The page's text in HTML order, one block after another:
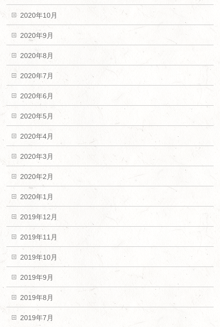
2020年10月
2020年9月
2020年8月
2020年7月
2020年6月
2020年5月
2020年4月
2020年3月
2020年2月
2020年1月
2019年12月
2019年11月
2019年10月
2019年9月
2019年8月
2019年7月